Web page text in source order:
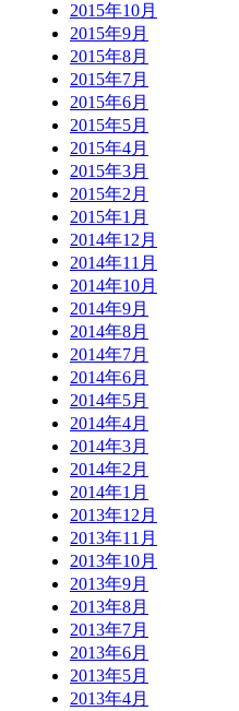
2015年10月
2015年9月
2015年8月
2015年7月
2015年6月
2015年5月
2015年4月
2015年3月
2015年2月
2015年1月
2014年12月
2014年11月
2014年10月
2014年9月
2014年8月
2014年7月
2014年6月
2014年5月
2014年4月
2014年3月
2014年2月
2014年1月
2013年12月
2013年11月
2013年10月
2013年9月
2013年8月
2013年7月
2013年6月
2013年5月
2013年4月